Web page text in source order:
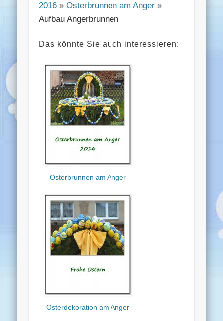
2016 »Osterbrunnen am Anger »
Aufbau Angerbrunnen
Das könnte Sie auch interessieren:
Osterbrunnen am Anger
Osterdekoration am Anger